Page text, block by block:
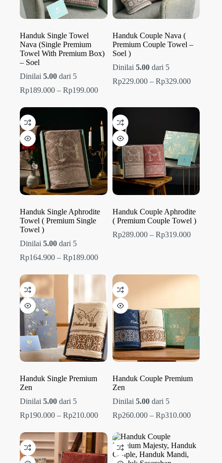
Handuk Single Towel
Nava (Single Premium
Towel With Premium Box)
– Soel
Dinilai 5.00 dari 5
Rp189.000 – Rp199.000Rentang
Rp189.000
hingga
Rp199.000
Handuk Couple Nava (
Premium Couple Towel –
Soel )
Dinilai 5.00dari 5
Rp229.000 – Rp329.000Rentang
hingga
Handuk Single Aphrodite
Towel ( Premium Single
Towel )
Dinilai 5.00 dari 5
Rp164.900 – Rp189.000Rentang
Rp164.900
hingga
Rp189.000
Handuk Couple Aphrodite
( Premium Couple Towel )
Rp289.000 – Rp319.000Rentang
Handuk Single Premium
Zen
Dinilai 5.00 dari 5
Rp190.000 – Rp210.000Rentang
Rp190.000
hingga
Rp210.000
Handuk Couple Premium
Zen
Dinilai 5.00dari 5
Rp260.000 – Rp310.000Rentang
hingga